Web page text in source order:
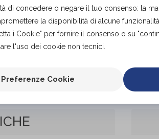
di concedere o negare il tuo consenso: la
la disponibilità di alcune funzionalità.
i Cookie" per fornire il consenso o su
l'uso dei cookie non tecnici.
Preferenze Cookie